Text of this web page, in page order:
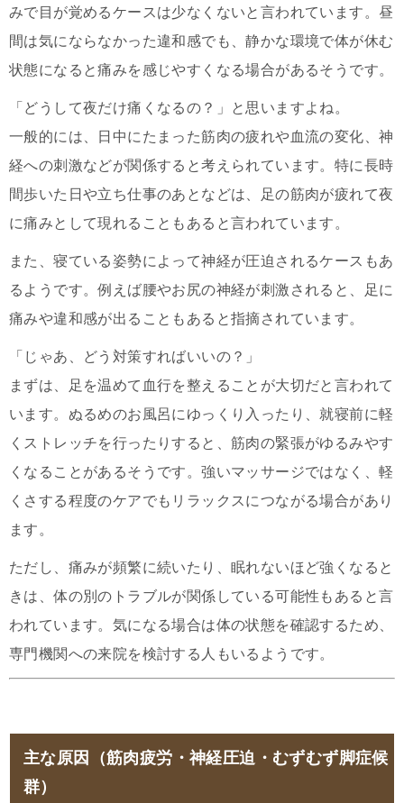
みで目が覚めるケースは少なくないと言われています。昼
間は気にならなかった違和感でも、静かな環境で体が休む
状態になると痛みを感じやすくなる場合があるそうです。
「どうして夜だけ痛くなるの？」と思いますよね。
一般的には、日中にたまった筋肉の疲れや血流の変化、神
経への刺激などが関係すると考えられています。特に長時
間歩いた日や立ち仕事のあとなどは、足の筋肉が疲れて夜
に痛みとして現れることもあると言われています。
また、寝ている姿勢によって神経が圧迫されるケースもあ
るようです。例えば腰やお尻の神経が刺激されると、足に
痛みや違和感が出ることもあると指摘されています。
「じゃあ、どう対策すればいいの？」
まずは、足を温めて血行を整えることが大切だと言われて
います。ぬるめのお風呂にゆっくり入ったり、就寝前に軽
くストレッチを行ったりすると、筋肉の緊張がゆるみやす
くなることがあるそうです。強いマッサージではなく、軽
くさする程度のケアでもリラックスにつながる場合があり
ます。
ただし、痛みが頻繁に続いたり、眠れないほど強くなると
きは、体の別のトラブルが関係している可能性もあると言
われています。気になる場合は体の状態を確認するため、
専門機関への来院を検討する人もいるようです。
主な原因（筋肉疲労・神経圧迫・むずむず脚症候
群）